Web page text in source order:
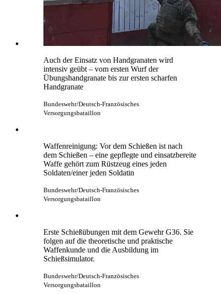
Auch der Einsatz von Handgranaten wird
intensiv geübt – vom ersten Wurf der
Übungshandgranate bis zur ersten scharfen
Handgranate
Bundeswehr/Deutsch-Französisches
Versorgungsbataillon
Waffenreinigung: Vor dem Schießen ist nach
dem Schießen – eine gepflegte und einsatzbereite
Soldaten/einer jeden Soldatin